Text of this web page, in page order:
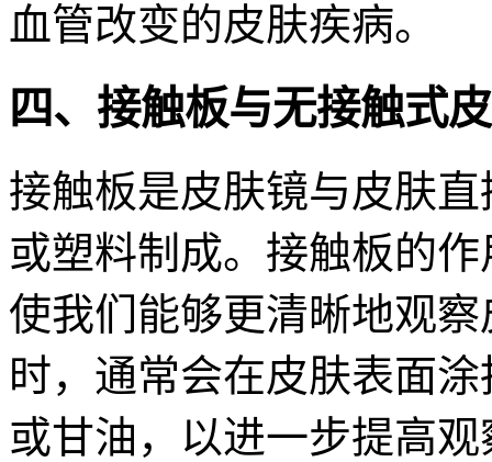
血管改变的皮肤疾病。
四、接触板与无接触式
接触板是皮肤镜与皮肤
或塑料制成。接触板的
使我们能够更清晰地观
时，通常会在皮肤表面
或甘油，以进一步提高